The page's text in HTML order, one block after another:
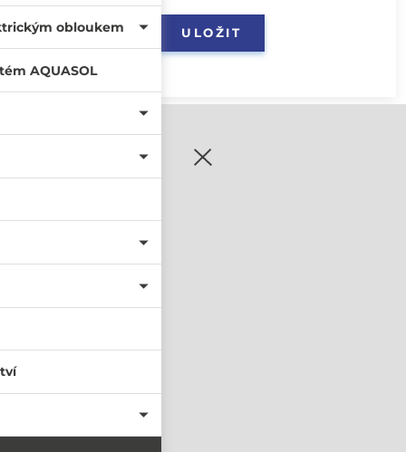
PŘIHLÁSIT SE
obloukem
AQUASOL